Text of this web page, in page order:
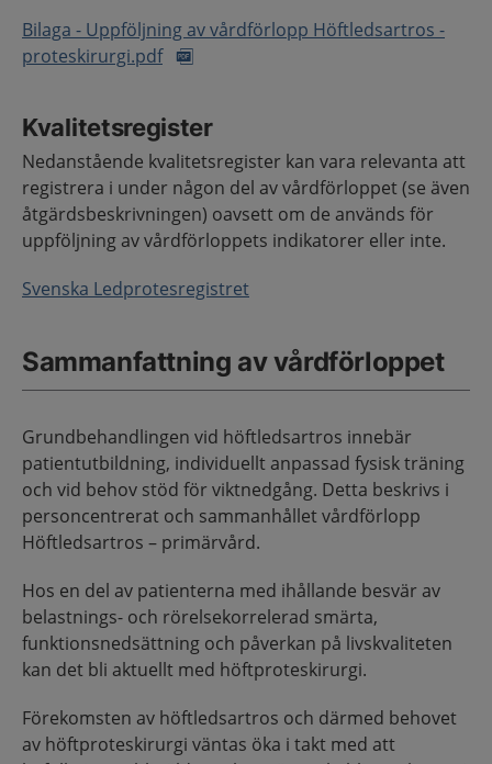
Bilaga - Uppföljning av vårdförlopp Höftledsartros -
proteskirurgi.pdf
Kvalitetsregister
Nedanstående kvalitetsregister kan vara relevanta att
registrera i under någon del av vårdförloppet (se även
åtgärdsbeskrivningen) oavsett om de används för
uppföljning av vårdförloppets indikatorer eller inte.
Svenska Ledprotesregistret
Sammanfattning av vårdförloppet
Grundbehandlingen vid höftledsartros innebär
patientutbildning, individuellt anpassad fysisk träning
och vid behov stöd för viktnedgång. Detta beskrivs i
personcentrerat och sammanhållet vårdförlopp
Höftledsartros – primärvård.
Hos en del av patienterna med ihållande besvär av
belastnings- och rörelsekorrelerad smärta,
funktionsnedsättning och påverkan på livskvaliteten
kan det bli aktuellt med höftproteskirurgi.
Förekomsten av höftledsartros och därmed behovet
av höftproteskirurgi väntas öka i takt med att